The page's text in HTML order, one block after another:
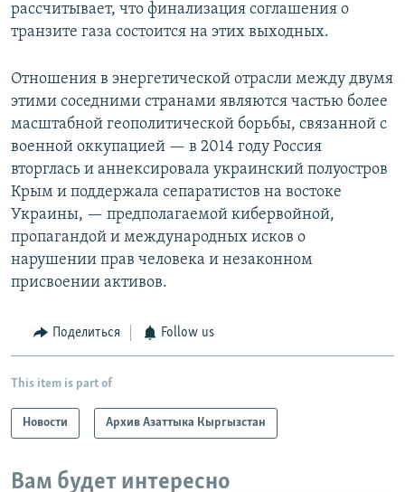
рассчитывает, что финализация соглашения о
транзите газа состоится на этих выходных.
Отношения в энергетической отрасли между двумя
этими соседними странами являются частью более
масштабной геополитической борьбы, связанной с
военной оккупацией — в 2014 году Россия
вторглась и аннексировала украинский полуостров
Крым и поддержала сепаратистов на востоке
Украины, — предполагаемой кибервойной,
пропагандой и международных исков о
нарушении прав человека и незаконном
присвоении активов.
Поделиться Follow us
This item is part of
Новости Архив Азаттыка Кыргызстан
Вам будет интересно